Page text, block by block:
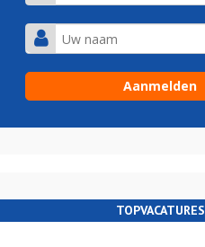
TOPVACATURES